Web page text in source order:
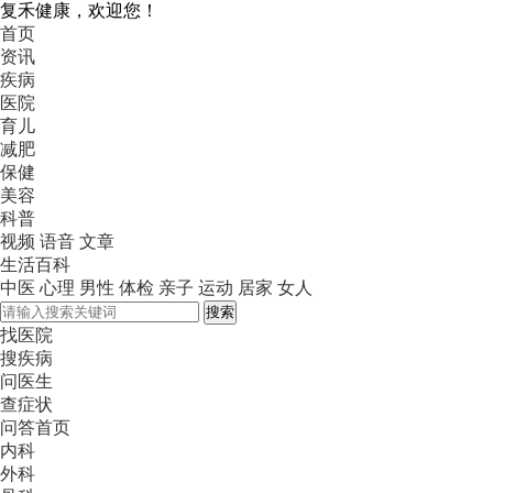
复禾健康，欢迎您！
首页
资讯
疾病
医院
育儿
减肥
保健
美容
科普
视频 语音 文章
生活百科
中医 心理 男性 体检 亲子 运动 居家 女人
搜索
找医院
搜疾病
问医生
查症状
问答首页
内科
外科